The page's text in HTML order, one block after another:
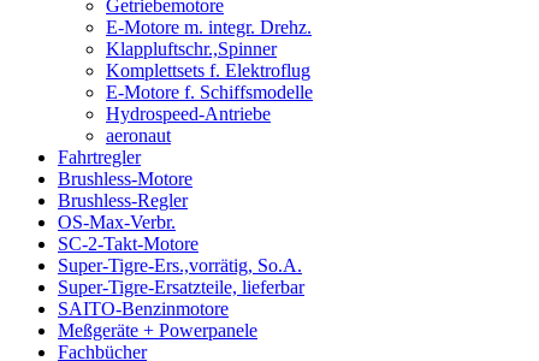
Getriebemotore
E-Motore m. integr. Drehz.
Klappluftschr.,Spinner
Komplettsets f. Elektroflug
E-Motore f. Schiffsmodelle
Hydrospeed-Antriebe
aeronaut
Fahrtregler
Brushless-Motore
Brushless-Regler
OS-Max-Verbr.
SC-2-Takt-Motore
Super-Tigre-Ers.,vorrätig, So.A.
Super-Tigre-Ersatzteile, lieferbar
SAITO-Benzinmotore
Meßgeräte + Powerpanele
Fachbücher